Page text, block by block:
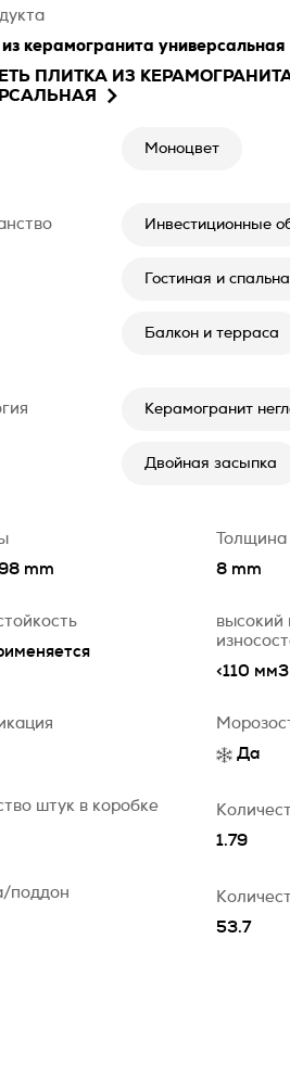
керамогранита универсальная
ПЛИТКА ИЗ
Моноцвет
Инвестиционные
Гостиная и
Балкон и терраса
Керамогранит
Двойная засыпка
mm
Толщина
8 mm
высокий
<110 мм3
Да
штук в коробке
1.79
поддон
53.7